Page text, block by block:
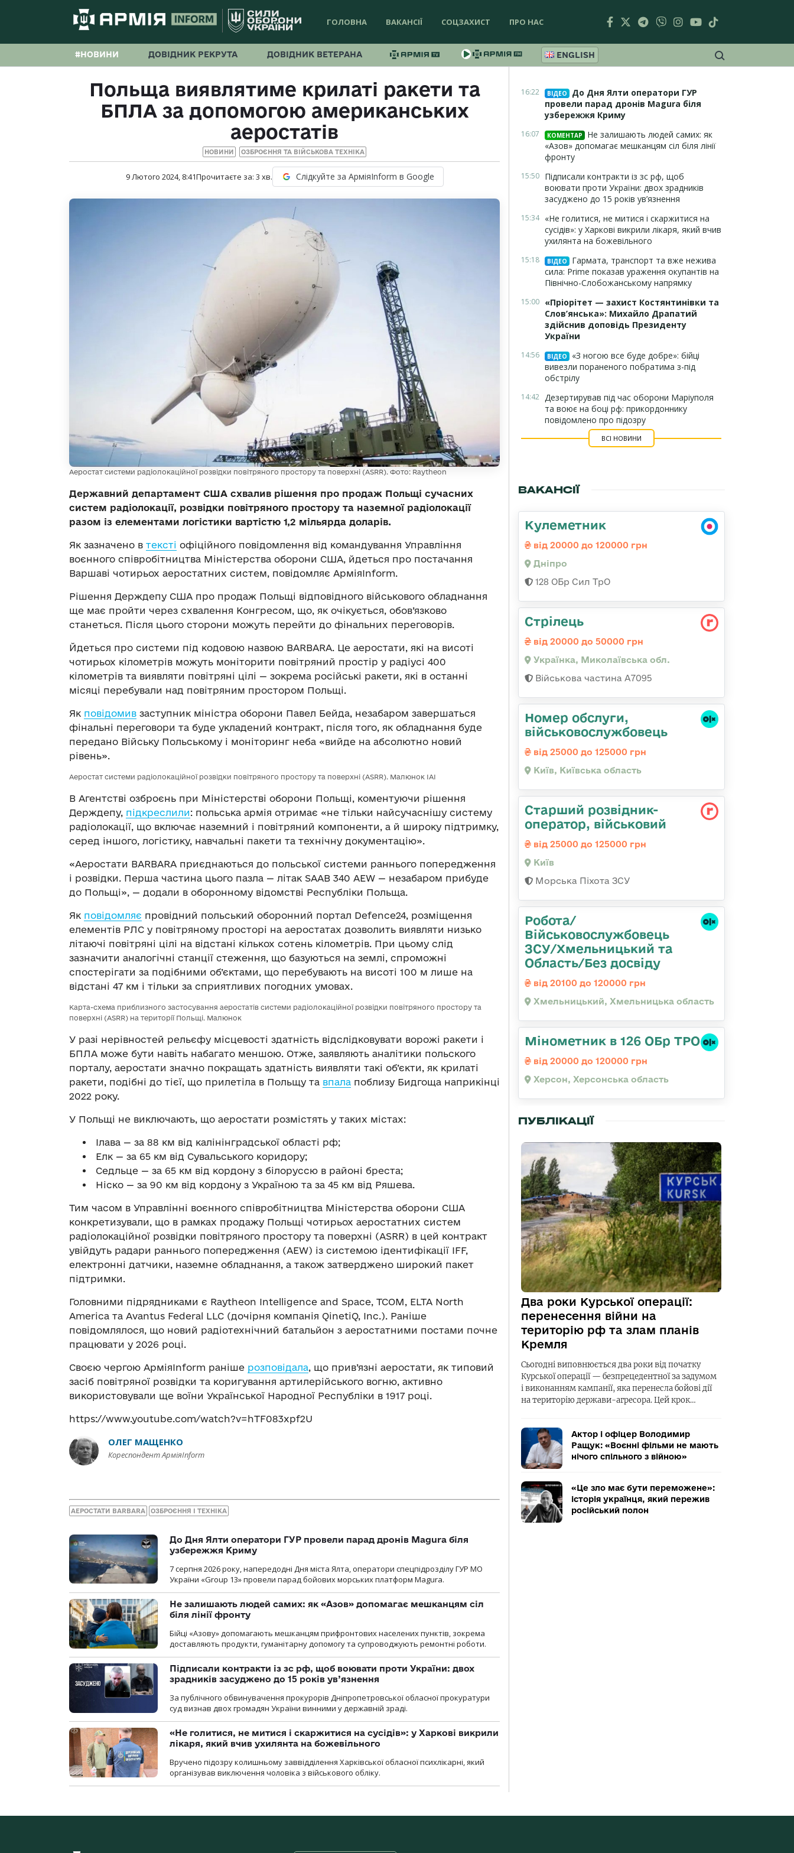
ГОЛОВНА ВАКАНСІЇ СОЦЗАХИСТ ПРО НАС
#НОВИНИ ДОВІДНИК РЕКРУТА ДОВІДНИК ВЕТЕРАНА ENGLISH
Польща виявлятиме крилаті ракети та
БПЛА за допомогою американських
аеростатів
НОВИНИ ОЗБРОЄННЯ ТА ВІЙСЬКОВА ТЕХНІКА
9 Лютого 2024, 8:41Прочитаєте за: 3 хв. Слідкуйте за АрміяInform в Google
Аеростат системи радіолокаційної розвідки повітряного простору та поверхні (ASRR). Фото: Raytheon
Державний департамент США схвалив рішення про продаж Польщі сучасних
систем радіолокації, розвідки повітряного простору та наземної радіолокації
разом із елементами логістики вартістю 1,2 мільярда доларів.
Як зазначено в тексті офіційного повідомлення від командування Управління
воєнного співробітництва Міністерства оборони США, йдеться про постачання
Варшаві чотирьох аеростатних систем, повідомляє АрміяInform.
Рішення Держдепу США про продаж Польщі відповідного військового обладнання
ще має пройти через схвалення Конгресом, що, як очікується, обов’язково
станеться. Після цього сторони можуть перейти до фінальних переговорів.
Йдеться про системи під кодовою назвою BARBARA. Це аеростати, які на висоті
чотирьох кілометрів можуть моніторити повітряний простір у радіусі 400
кілометрів та виявляти повітряні цілі — зокрема російські ракети, які в останні
місяці перебували над повітряним простором Польщі.
Як повідомив заступник міністра оборони Павел Бейда, незабаром завершаться
фінальні переговори та буде укладений контракт, після того, як обладнання буде
передано Війську Польському і моніторинг неба «вийде на абсолютно новий
рівень».
Аеростат системи радіолокаційної розвідки повітряного простору та поверхні (ASRR). Малюнок IAI
В Агентстві озброєнь при Міністерстві оборони Польщі, коментуючи рішення
Держдепу, підкреслили: польська армія отримає «не тільки найсучаснішу систему
радіолокації, що включає наземний і повітряний компоненти, а й широку підтримку,
серед іншого, логістику, навчальні пакети та технічну документацію».
«Аеростати BARBARA приєднаються до польської системи раннього попередження
і розвідки. Перша частина цього пазла — літак SAAB 340 AEW — незабаром прибуде
до Польщі», — додали в оборонному відомстві Республіки Польща.
Як повідомляє провідний польський оборонний портал Defence24, розміщення
елементів РЛС у повітряному просторі на аеростатах дозволить виявляти низько
літаючі повітряні цілі на відстані кількох сотень кілометрів. При цьому слід
зазначити аналогічні станції стеження, що базуються на землі, спроможні
спостерігати за подібними об’єктами, що перебувають на висоті 100 м лише на
відстані 47 км і тільки за сприятливих погодних умовах.
Карта-схема приблизного застосування аеростатів системи радіолокаційної розвідки повітряного простору та
поверхні (ASRR) на території Польщі. Малюнок
У разі нерівностей рельєфу місцевості здатність відслідковувати ворожі ракети і
БПЛА може бути навіть набагато меншою. Отже, заявляють аналітики польского
порталу, аеростати значно покращать здатність виявляти такі об’єкти, як крилаті
ракети, подібні до тієї, що прилетіла в Польщу та впала поблизу Бидгоща наприкінці
2022 року.
У Польщі не виключають, що аеростати розмістять у таких містах:
Ілава — за 88 км від калінінградської області рф;
­ Елк — за 65 км від Сувальського коридору;
Седльце — за 65 км від кордону з білоруссю в районі бреста;
Ніско — за 90 км від кордону з Україною та за 45 км від Ряшева.
Тим часом в Управлінні воєнного співробітництва Міністерства оборони США
конкретизували, що в рамках продажу Польщі чотирьох аеростатних систем
радіолокаційної розвідки повітряного простору та поверхні (ASRR) в цей контракт
увійдуть радари раннього попередження (AEW) із системою ідентифікації IFF,
електронні датчики, наземне обладнання, а також затверджено широкий пакет
підтримки.
Головними підрядниками є Raytheon Intelligence and Space, TCOM, ELTA North
America та Avantus Federal LLC (дочірня компанія QinetiQ, Inc.). Раніше
повідомлялося, що новий радіотехнічний батальйон з аеростатними постами почне
працювати у 2026 році.
Своєю чергою АрміяInform раніше розповідала, що прив’язні аеростати, як типовий
засіб повітряної розвідки та коригування артилерійського вогню, активно
використовували ще воїни Української Народної Республіки в 1917 році.
https://www.youtube.com/watch?v=hTF083xpf2U
ОЛЕГ МАЩЕНКО
Кореспондент АрміяInform
АЕРОСТАТИ BARBARA ОЗБРОЄННЯ І ТЕХНІКА
До Дня Ялти оператори ГУР провели парад дронів Magura біля
узбережжя Криму
7 серпня 2026 року, напередодні Дня міста Ялта, оператори спецпідрозділу ГУР МО
України «Group 13» провели парад бойових морських платформ Magura.
Не залишають людей самих: як «Азов» допомагає мешканцям сіл
біля лінії фронту
Бійці «Азову» допомагають мешканцям прифронтових населених пунктів, зокрема
доставляють продукти, гуманітарну допомогу та супроводжують ремонтні роботи.
Підписали контракти із зс рф, щоб воювати проти України: двох
зрадників засуджено до 15 років ув’язнення
За публічного обвинувачення прокурорів Дніпропетровської обласної прокуратури
суд визнав двох громадян України винними у державній зраді.
«Не голитися, не митися і скаржитися на сусідів»: у Харкові викрили
лікаря, який вчив ухилянта на божевільного
Вручено підозру колишньому заввідділення Харківської обласної психлікарні, який
організував виключення чоловіка з військового обліку.
16:22 ВІДЕО
До Дня Ялти оператори ГУР
провели парад дронів Magura біля
узбережжя Криму
16:07 КОМЕНТАР
Не залишають людей самих: як
«Азов» допомагає мешканцям сіл біля лінії
фронту
15:50 Підписали контракти із зс рф, щоб
воювати проти України: двох зрадників
засуджено до 15 років ув’язнення
15:34 «Не голитися, не митися і скаржитися на
сусідів»: у Харкові викрили лікаря, який вчив
ухилянта на божевільного
15:18 ВІДЕО
Гармата, транспорт та вже нежива
сила: Prime показав ураження окупантів на
Північно-Слобожанському напрямку
15:00 «Пріорітет — захист Костянтинівки та
Слов’янська»: Михайло Драпатий
здійснив доповідь Президенту
України
14:56 ВІДЕО
«З ногою все буде добре»: бійці
вивезли пораненого побратима з-під
обстрілу
14:42 Дезертирував під час оборони Маріуполя
та воює на боці рф: прикордоннику
повідомлено про підозру
ВСІ НОВИНИ
ВАКАНСІЇ
Кулеметник
від 20000 до 120000 грн
Дніпро
128 ОБр Сил ТрО
Стрілець
від 20000 до 50000 грн
Українка, Миколаївська обл.
Військова частина А7095
Номер обслуги,
військовослужбовець
від 25000 до 125000 грн
Київ, Київська область
Стаpший pозвідник-
опеpатоp, військовий
від 25000 до 125000 грн
Київ
Морська Піхота ЗСУ
Робота/
Військовослужбовець
ЗСУ/Хмельницький та
Область/Без досвіду
від 20100 до 120000 грн
Хмельницький, Хмельницька область
Мінометник в 126 ОБр ТРО
від 20000 до 120000 грн
Херсон, Херсонська область
ПУБЛІКАЦІЇ
Два роки Курської операції:
перенесення війни на
територію рф та злам планів
Кремля
Сьогодні виповнюється два роки від початку
Курської операції — безпрецедентної за задумом
і виконанням кампанії, яка перенесла бойові дії
на територію держави-агресора. Цей крок…
Актор і офіцер Володимир
Ращук: «Воєнні фільми не мають
нічого спільного з війною»
«Це зло має бути переможене»:
історія українця, який пережив
російський полон